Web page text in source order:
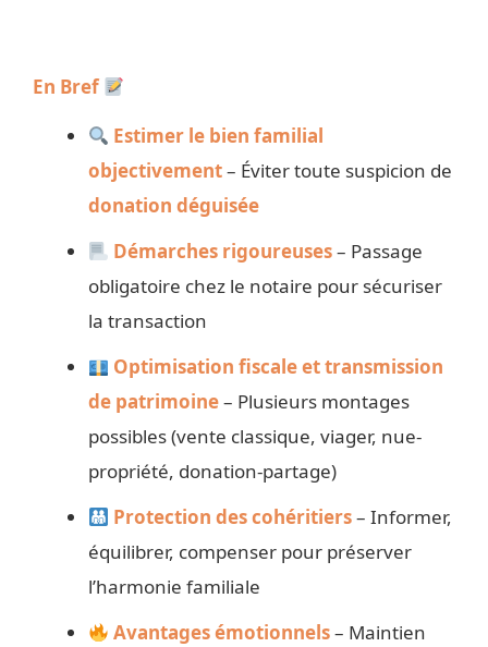
En Bref
Estimer le bien familial
objectivement– Éviter toute suspicion de
donation déguisée
Démarches rigoureuses– Passage
obligatoire chez le notaire pour sécuriser
la transaction
Optimisation fiscale et transmission
de patrimoine– Plusieurs montages
possibles (vente classique, viager, nue-
propriété, donation-partage)
Protection des cohéritiers– Informer,
équilibrer, compenser pour préserver
l’harmonie familiale
Avantages émotionnels– Maintien